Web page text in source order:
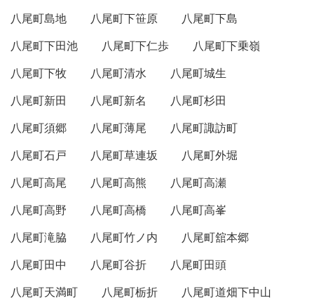
八尾町島地
八尾町下笹原
八尾町下島
八尾町下田池
八尾町下仁歩
八尾町下乗嶺
八尾町下牧
八尾町清水
八尾町城生
八尾町新田
八尾町新名
八尾町杉田
八尾町須郷
八尾町薄尾
八尾町諏訪町
八尾町石戸
八尾町草連坂
八尾町外堀
八尾町高尾
八尾町高熊
八尾町高瀬
八尾町高野
八尾町高橋
八尾町高峯
八尾町滝脇
八尾町竹ノ内
八尾町舘本郷
八尾町田中
八尾町谷折
八尾町田頭
八尾町天満町
八尾町栃折
八尾町道畑下中山